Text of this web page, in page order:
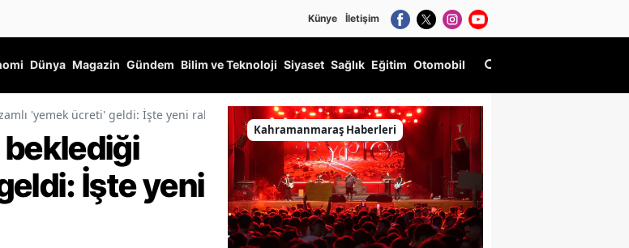
Künye İletişim
Dünya Magazin Gündem Bilim ve Teknoloji Siyaset Sağlık Eğitim Otomobil
'yemek ücreti' geldi: İşte yeni rakamlar
beklediği
İşte yeni
Kahramanmaraş Haberleri